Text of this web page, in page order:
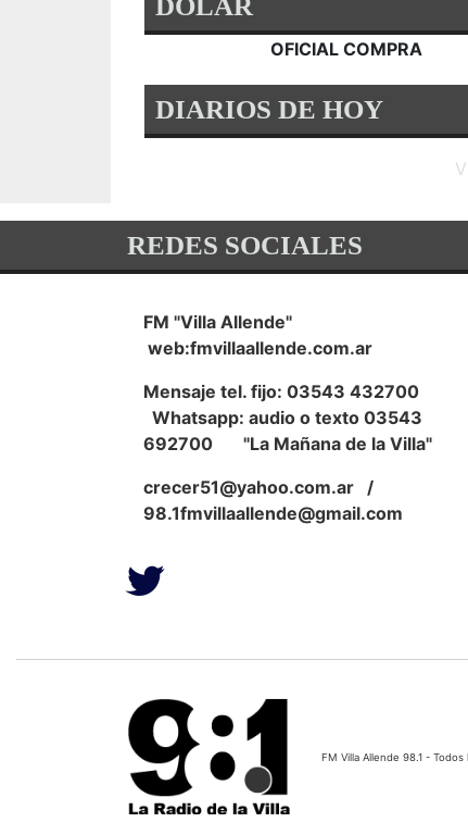
DOLAR
OFICIAL COMPRA
DIARIOS DE HOY
REDES SOCIALES
FM "Villa Allende"
web:fmvillaallende.com.ar
Mensaje tel. fijo: 03543 432700
Whatsapp: audio o texto 03543
692700 "La Mañana de la Villa"
crecer51@yahoo.com.ar /
98.1fmvillaallende@gmail.com
FM Villa Allende 98.1 -